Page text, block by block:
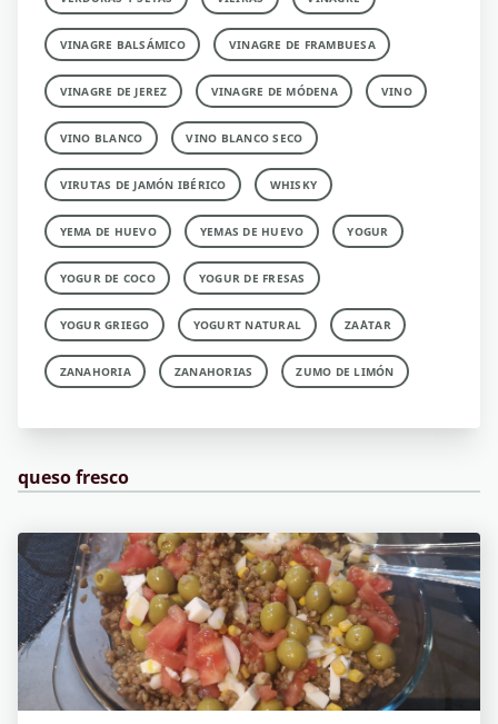
VINAGRE BALSÁMICO VINAGRE DE FRAMBUESA
VINAGRE DE JEREZ VINAGRE DE MÓDENA VINO
VINO BLANCO VINO BLANCO SECO
VIRUTAS DE JAMÓN IBÉRICO WHISKY
YEMA DE HUEVO YEMAS DE HUEVO YOGUR
YOGUR DE COCO YOGUR DE FRESAS
YOGUR GRIEGO YOGURT NATURAL ZA´ATAR
ZANAHORIA ZANAHORIAS ZUMO DE LIMÓN
queso fresco